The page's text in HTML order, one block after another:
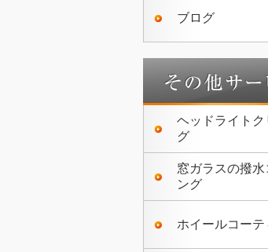
ブログ
ヘッドライトク
グ
窓ガラスの撥水
ング
ホイールコーテ